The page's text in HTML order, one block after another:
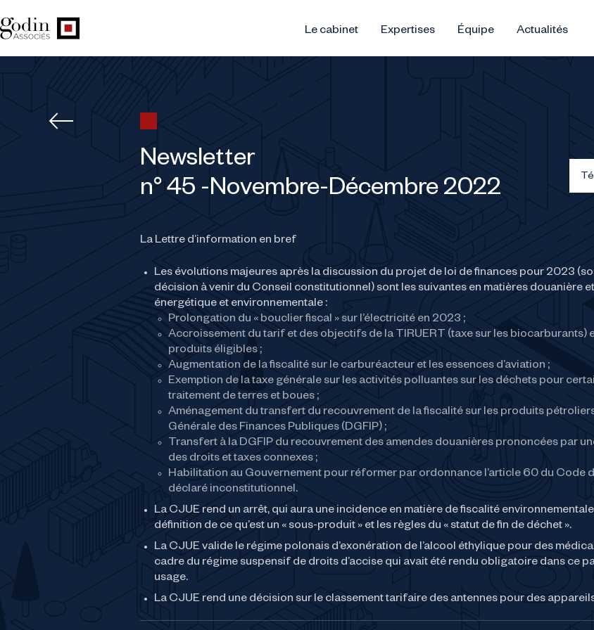
Le cabinet Expertises Équipe Actualités
Newsletter
n° 45 -Novembre-Décembre 2022
La Lettre d’information en bref
Les évolutions majeures après la discussion du projet de loi de finances pour 2023
décision à venir du Conseil constitutionnel) sont les suivantes en matières douanière
énergétique et environnementale :
Prolongation du « bouclier fiscal » sur l’électricité en 2023 ;
Accroissement du tarif et des objectifs de la TIRUERT (taxe sur les biocarburants)
produits éligibles ;
Augmentation de la fiscalité sur le carburéacteur et les essences d’aviation ;
Exemption de la taxe générale sur les activités polluantes sur les déchets pour
traitement de terres et boues ;
Aménagement du transfert du recouvrement de la fiscalité sur les produits
Générale des Finances Publiques (DGFIP) ;
Transfert à la DGFIP du recouvrement des amendes douanières prononcées par
des droits et taxes connexes ;
Habilitation au Gouvernement pour réformer par ordonnance l’article 60 du Code
déclaré inconstitutionnel.
La CJUE rend un arrêt, qui aura une incidence en matière de fiscalité
définition de ce qu’est un « sous-produit » et les règles du « statut de fin de déchet ».
La CJUE valide le régime polonais d’exonération de l’alcool éthylique pour des
cadre du régime suspensif de droits d’accise qui avait été rendu obligatoire dans ce
usage.
La CJUE rend une décision sur le classement tarifaire des antennes pour des